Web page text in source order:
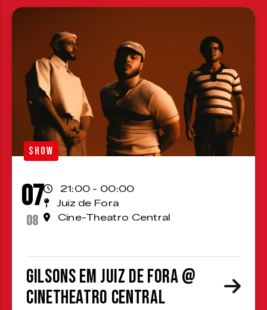
SHOW
07
08
21:00 - 00:00
Juiz de Fora
Cine-Theatro Central
Gilsons em Juiz de Fora @
CineTheatro Central